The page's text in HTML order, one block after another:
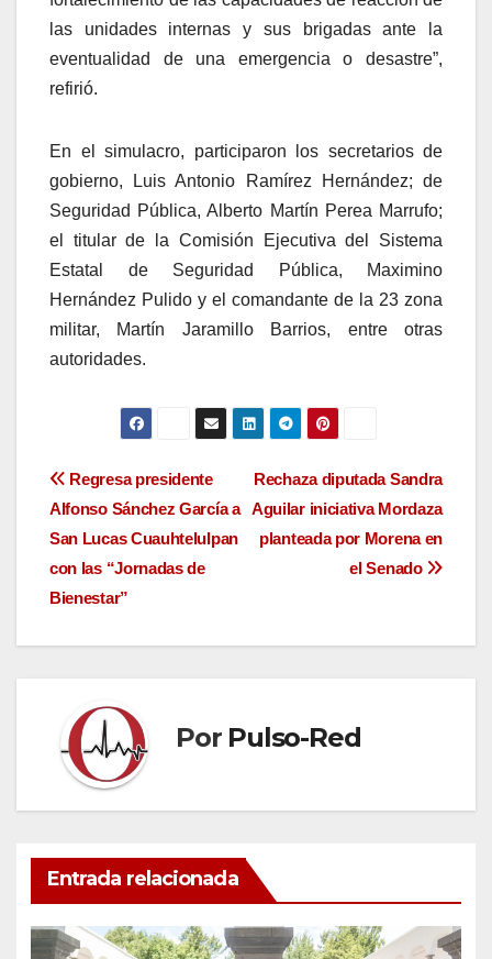
las unidades internas y sus brigadas ante la
eventualidad de una emergencia o desastre”,
refirió.
En el simulacro, participaron los secretarios de
gobierno, Luis Antonio Ramírez Hernández; de
Seguridad Pública, Alberto Martín Perea Marrufo;
el titular de la Comisión Ejecutiva del Sistema
Estatal de Seguridad Pública, Maximino
Hernández Pulido y el comandante de la 23 zona
militar, Martín Jaramillo Barrios, entre otras
autoridades.
Navegación
de
entradas
Rechaza diputada Sandra
Aguilar iniciativa Mordaza
planteada por Morena en
el Senado
Regresa presidente
Alfonso Sánchez García a
San Lucas Cuauhtelulpan
con las “Jornadas de
Bienestar”
Por Pulso-Red
Entrada relacionada